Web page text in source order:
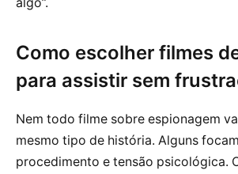
Como escolher filmes
para assistir sem
Nem todo filme sobre espionagem
mesmo tipo de história. Alguns
procedimento e tensão psicológica.